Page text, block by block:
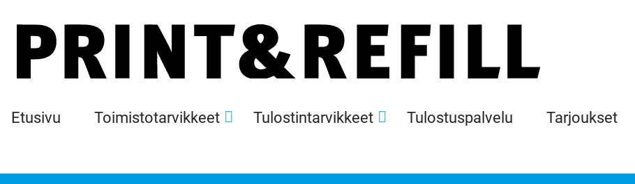
Etusivu Toimistotarvikkeet Tulostintarvikkeet Tulostuspalvelu Tarjoukset